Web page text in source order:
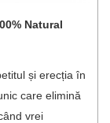
Natural
și erecția în
care elimină
vrei